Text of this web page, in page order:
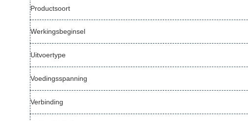
Productsoort
Werkingsbeginsel
Uitvoertype
Voedingsspanning
Verbinding